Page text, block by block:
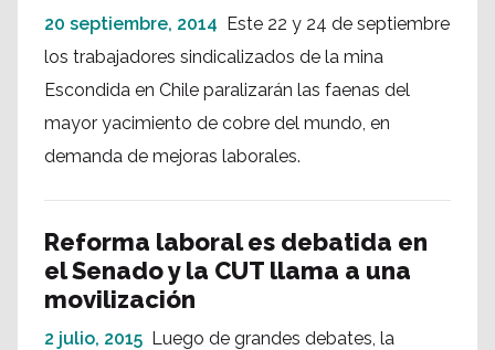
20 septiembre, 2014 Este 22 y 24 de septiembre
los trabajadores sindicalizados de la mina
Escondida en Chile paralizarán las faenas del
mayor yacimiento de cobre del mundo, en
demanda de mejoras laborales.
Reforma laboral es debatida en
el Senado y la CUT llama a una
movilización
2 julio, 2015 Luego de grandes debates, la